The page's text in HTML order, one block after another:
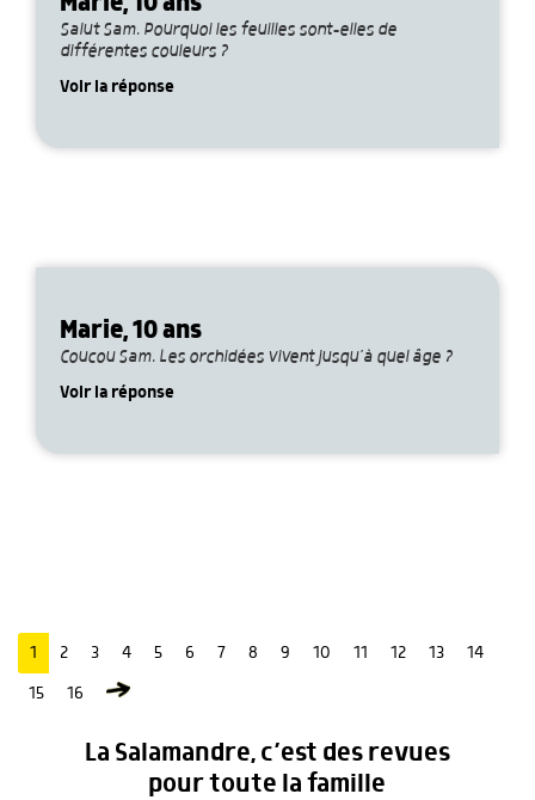
Salut Sam. Pourquoi les feuilles sont-elles de
différentes couleurs ?
Voir la réponse
Marie, 10 ans
Coucou Sam. Les orchidées vivent jusqu’à quel âge ?
Voir la réponse
1 2 3 4 5 6 7 8 9 10 11 12 13 14
15 16
La Salamandre, c’est des revues
pour toute la famille